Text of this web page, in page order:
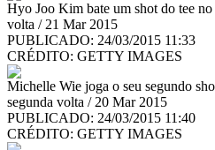
Hyo Joo Kim bate um shot do tee
volta / 21 Mar 2015
PUBLICADO: 24/03/2015 11:33
CRÉDITO: GETTY IMAGES
Michelle Wie joga o seu segundo
segunda volta / 20 Mar 2015
PUBLICADO: 24/03/2015 11:40
CRÉDITO: GETTY IMAGES